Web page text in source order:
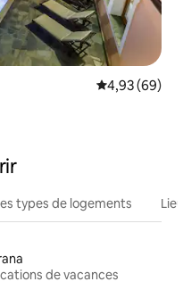
Évaluation
4,93 (69)
types de logements
de vacances